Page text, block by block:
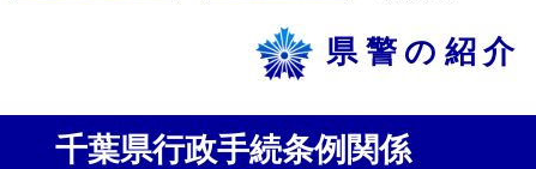
県警の紹介
千葉県行政手続条例関係